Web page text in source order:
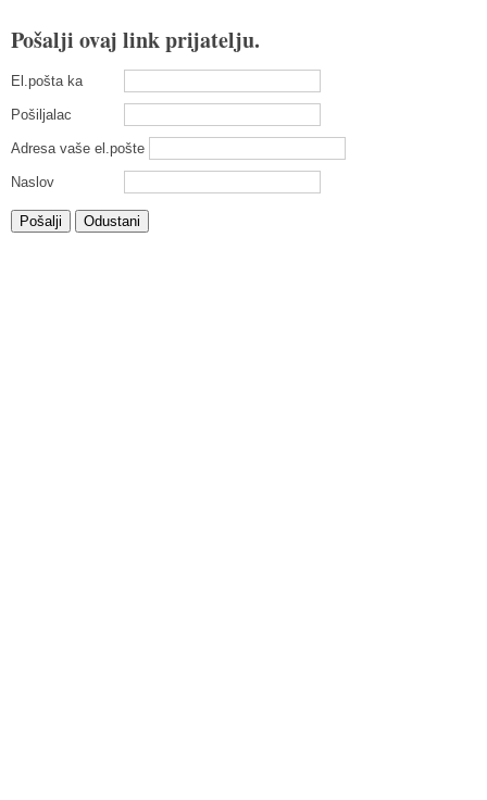
Pošalji ovaj link prijatelju.
El.pošta ka
Pošiljalac
Adresa vaše el.pošte
Naslov
Pošalji Odustani